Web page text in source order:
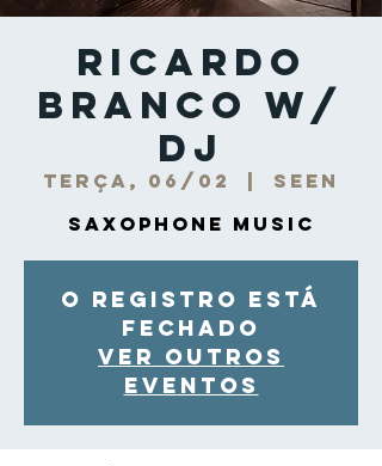
Ricardo
Branco w/
DJ
terça, 06/02
Seen
Saxophone Music
O registro está
fechado
Ver outros
eventos